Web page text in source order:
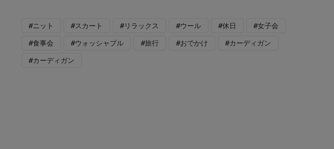
#ニット #スカート #リラックス #ウール #休日 #女子会
#食事会 #ウォッシャブル #旅行 #おでかけ #カーディガン
#カーディガン